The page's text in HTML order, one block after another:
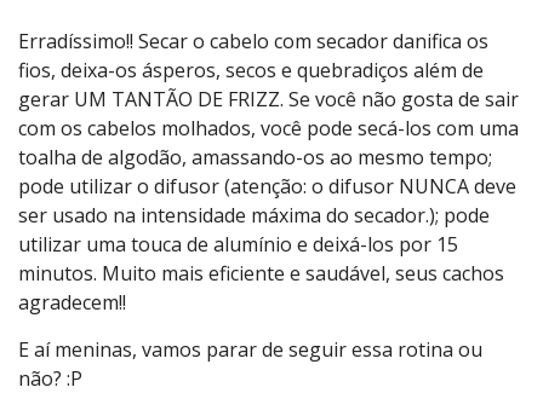
Erradíssimo!! Secar o cabelo com secador danifica os
fios, deixa-os ásperos, secos e quebradiços além de
gerar UM TANTÃO DE FRIZZ. Se você não gosta de sair
com os cabelos molhados, você pode secá-los com uma
toalha de algodão, amassando-os ao mesmo tempo;
pode utilizar o difusor (atenção: o difusor NUNCA deve
ser usado na intensidade máxima do secador.); pode
utilizar uma touca de alumínio e deixá-los por 15
minutos. Muito mais eficiente e saudável, seus cachos
agradecem!!
E aí meninas, vamos parar de seguir essa rotina ou
não? :P